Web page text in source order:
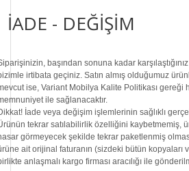
İADE - DEĞİŞİM
başından sonuna kadar
irtibata geçiniz. Satın almış olduğumuz
ise, Variant Mobilya Kalite Politikası gereği
ile sağlanacaktır.
İade veya değişim işlemlerinin sağlıklı
tekrar satılabilirlik özelliğini kaybetmemiş,
görmeyecek şekilde tekrar paketlenmiş
ait orijinal faturanın (sizdeki bütün kopyaları
anlaşmalı kargo firması aracılığı ile